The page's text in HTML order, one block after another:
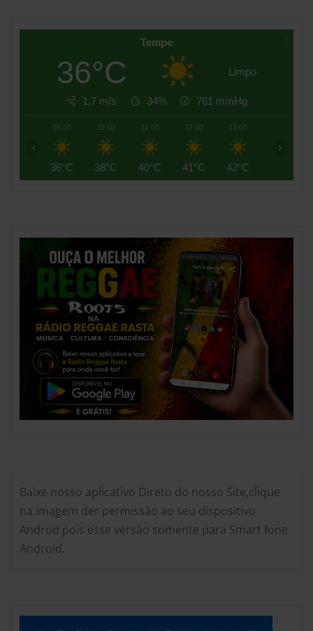
Tempe
36°C Limpo
1.7 m/s 34% 761 mmHg
09:00
36°C
10:00
38°C
11:00
40°C
12:00
41°C
13:00
42°C
‹ ›
Baixe nosso aplicativo Direto do nosso Site,clique
na imagem der permissão ao seu dispositivo
Androd pois esse versão somente para Smart fone
Android.